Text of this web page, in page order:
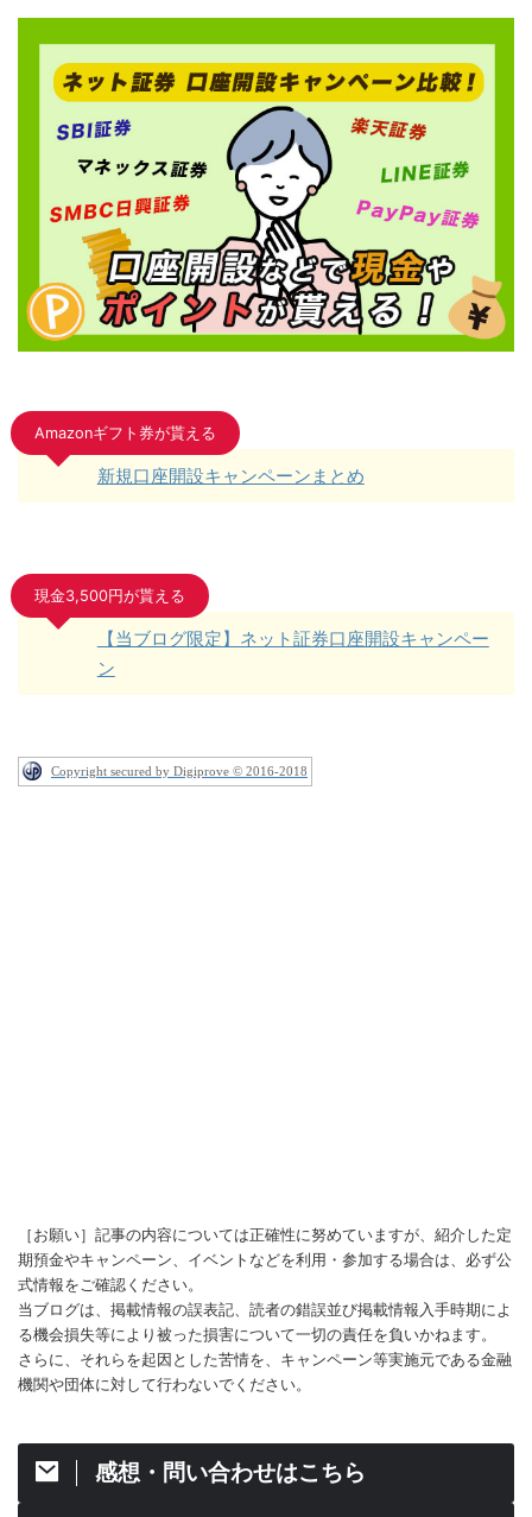
Amazonギフト券が貰える
新規口座開設キャンペーンまとめ
現金3,500円が貰える
【当ブログ限定】ネット証券口座開設キャンペー
ン
Copyright secured by Digiprove © 2016-2018
［お願い］記事の内容については正確性に努めていますが、紹介した定
期預金やキャンペーン、イベントなどを利用・参加する場合は、必ず公
式情報をご確認ください。
当ブログは、掲載情報の誤表記、読者の錯誤並び掲載情報入手時期によ
る機会損失等により被った損害について一切の責任を負いかねます。
さらに、それらを起因とした苦情を、キャンペーン等実施元である金融
機関や団体に対して行わないでください。
感想・問い合わせはこちら